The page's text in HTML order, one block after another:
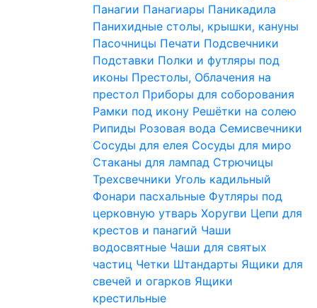
Панагии Панагиары Паникадила
Панихидные столы, крышки, кануны
Пасочницы Печати Подсвечники
Подставки Полки и футляры под
иконы Престолы, Облачения на
престол Приборы для соборования
Рамки под икону Решётки на солею
Рипиды Розовая вода Семисвечники
Сосуды для елея Сосуды для миро
Стаканы для лампад Стрючицы
Трехсвечники Уголь кадильный
Фонари пасхальные Футляры под
церковную утварь Хоругви Цепи для
крестов и панагий Чаши
водосвятные Чаши для святых
частиц Четки Штандарты Ящики для
свечей и огарков Ящики
крестильные